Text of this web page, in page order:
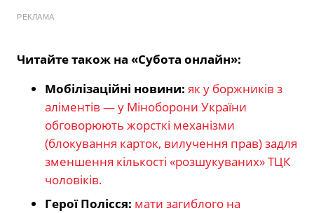
РЕКЛАМА
Читайте також на «Субота онлайн»:
Мобілізаційні новини: як у боржників з
аліментів — у Міноборони України
обговорюють жорсткі механізми
(блокування карток, вилучення прав) задля
зменшення кількості «розшукуваних» ТЦК
чоловіків.
Герої Полісся: мати загиблого на